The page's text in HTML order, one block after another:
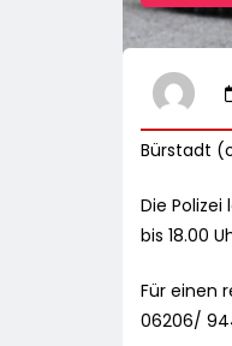
Bürstadt
Die
bis 18.00
Für einen
06206/